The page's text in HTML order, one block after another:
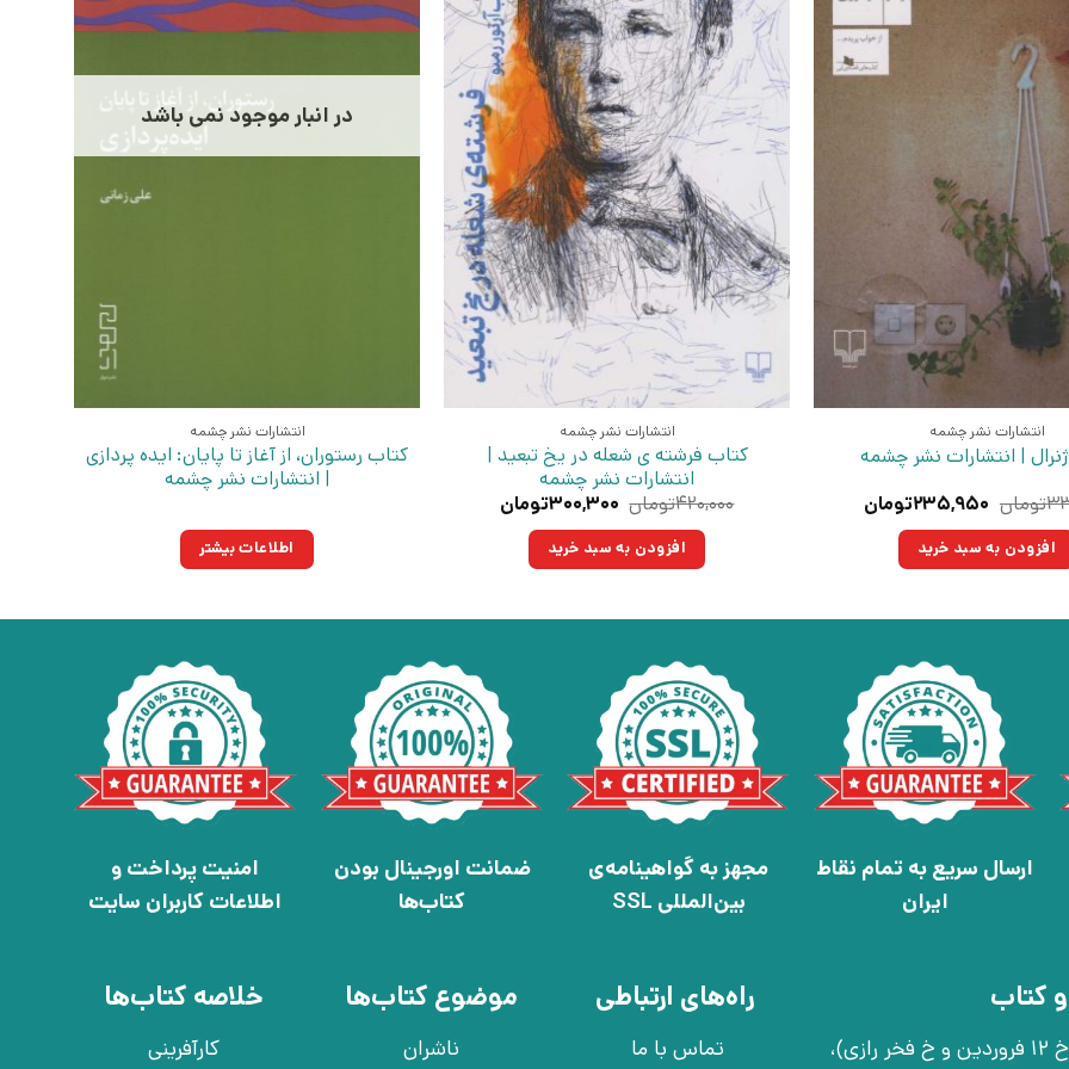
انتشارات نشر چشمه
| انتشارات نشر چشمه
تومان قیمت
۳۳۰,۰۰۰تومان
بود.
۲۳۵,۹۵۰تومانقیمت
افزودن به سبد خرید
انتشارات نشر چشمه
کتاب فرشته ی شعله در یخ تبعید |
انتشارات نشر چشمه
۴۲۰,۰۰۰تومان قیمت
۴۲۰,۰۰۰تومان
بود.
۳۰۰,۳۰۰تومان
افزودن به سبد خرید
در انبار موجود نمی باشد
انتشارات نشر چشمه
کتاب رستوران، از آغاز تا پایان: ایده پردازی
| انتشارات نشر چشمه
اطلاعات بیشتر
ارسال سریع به تمام نقاط
ایران
مجهز به گواهینامه‌ی
بین‌المللی SSL
ضمانت اورجینال بودن
کتاب‌ها
امنیت پرداخت و
اطلاعات کاربران سایت
کتاب
تهران، خ انقلاب، خ 12 فروردین، خ روانمهر شرقی(بین خ 12 فروردین و خ فخر رازی)،
راه‌های ارتباطی
تماس با ما
موضوع کتاب‌ها
ناشران
خلاصه کتاب‌ها
کارآفرینی